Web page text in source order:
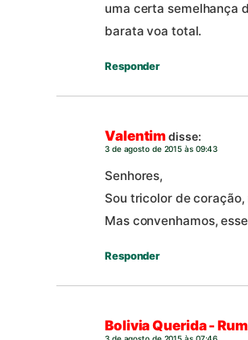
uma certa semelhança
barata voa total.
Responder
Valentimdisse:
3 de agosto de 2015 às 09:43
Senhores,
Sou tricolor de
Mas convenhamos,
Responder
Bolivia Querida -